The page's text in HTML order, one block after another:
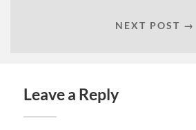
NEXT POST →
Leave a Reply